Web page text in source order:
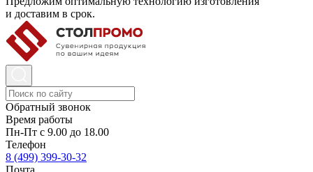
и доставим в срок.
Обратный звонок
Время работы
Пн-Пт с 9.00 до 18.00
Телефон
8 (499) 399-30-32
Почта